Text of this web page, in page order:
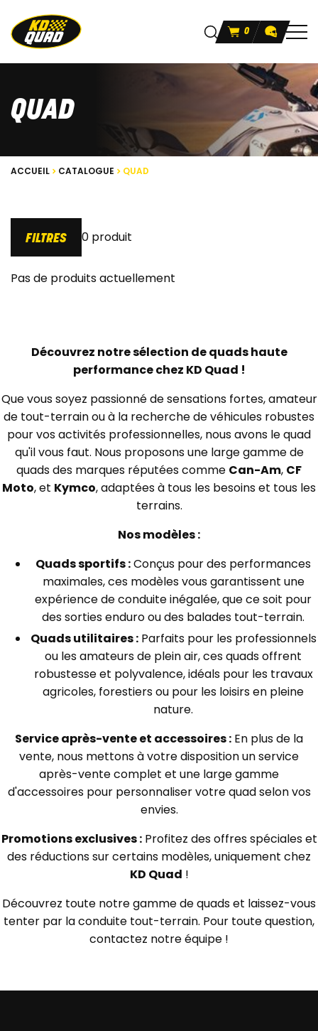
0
QUAD
ACCUEIL CATALOGUE QUAD
FILTRES 0 produit
Pas de produits actuellement
Découvrez notre sélection de quads haute
performance chez KD Quad !
Que vous soyez passionné de sensations fortes, amateur
de tout-terrain ou à la recherche de véhicules robustes
pour vos activités professionnelles, nous avons le quad
qu'il vous faut. Nous proposons une large gamme de
quads des marques réputées comme Can-Am, CF
Moto, et Kymco, adaptées à tous les besoins et tous les
terrains.
Nos modèles :
Quads sportifs :Conçus pour des performances
maximales, ces modèles vous garantissent une
expérience de conduite inégalée, que ce soit pour
des sorties enduro ou des balades tout-terrain.
Quads utilitaires :Parfaits pour les professionnels
ou les amateurs de plein air, ces quads offrent
robustesse et polyvalence, idéals pour les travaux
agricoles, forestiers ou pour les loisirs en pleine
nature.
Service après-vente et accessoires : En plus de la
vente, nous mettons à votre disposition un service
après-vente complet et une large gamme
d'accessoires pour personnaliser votre quad selon vos
envies.
Promotions exclusives :Profitez des offres spéciales et
des réductions sur certains modèles, uniquement chez
KD Quad !
Découvrez toute notre gamme de quads et laissez-vous
tenter par la conduite tout-terrain. Pour toute question,
contactez notre équipe !